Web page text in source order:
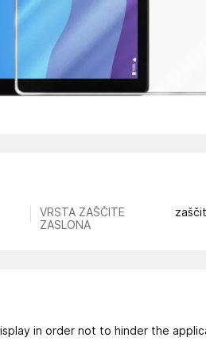
VRSTA ZAŠČITE
ZASLONA
in order not to hinder the